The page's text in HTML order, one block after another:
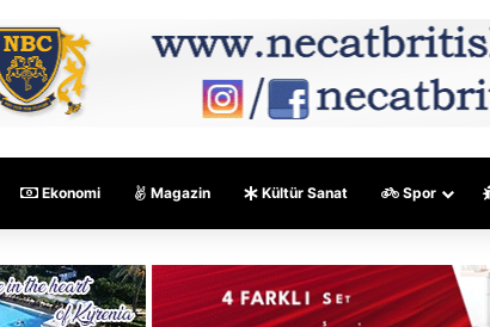
Ekonomi Magazin Kültür Sanat Spor